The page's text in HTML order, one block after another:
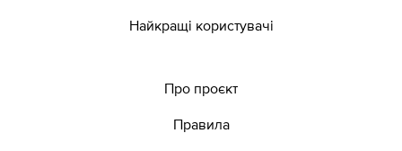
Найкращі користувачі
Про проєкт
Правила